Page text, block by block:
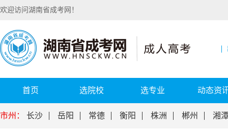
欢迎访问湖南省成考网！
首页 选院校 选专业 动态资
市州： 长沙 岳阳 常德 衡阳 株洲 郴州 湘